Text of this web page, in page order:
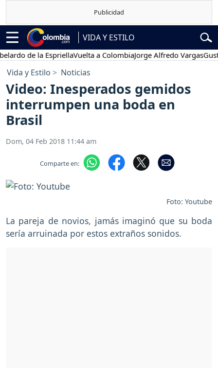
VIDA Y ESTILO
de la EspriellaVuelta a ColombiaJorge Alfredo VargasGustavo
Vida y Estilo Noticias
Video: Inesperados gemidos
interrumpen una boda en
Brasil
Dom, 04 Feb 2018 11:44 am
Comparte en:
Foto: Youtube
La pareja de novios, jamás imaginó que su boda
sería arruinada por estos extraños sonidos.